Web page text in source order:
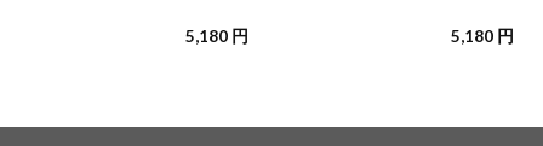
5,180 円 5,180 円